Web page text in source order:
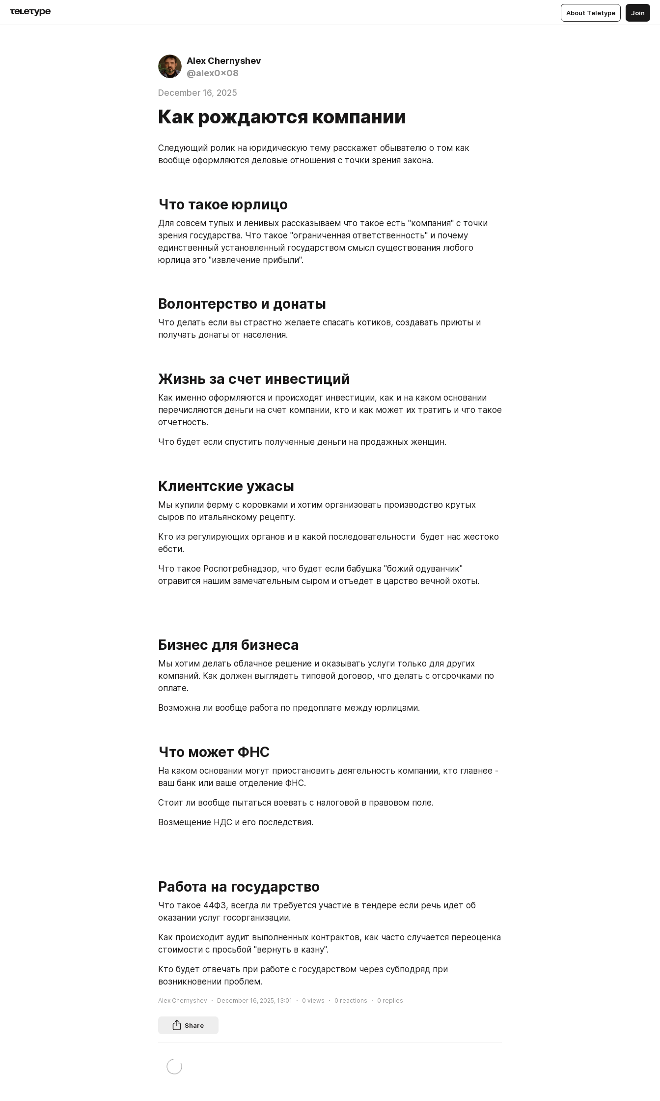
About Teletype Join
Alex Chernyshev
@alex0x08
December 16, 2025
Как рождаются компании
Следующий ролик на юридическую тему расскажет обывателю о том как
вообще оформляются деловые отношения с точки зрения закона.
Что такое юрлицо
Для совсем тупых и ленивых рассказываем что такое есть "компания" с точки
зрения государства. Что такое "ограниченная ответственность" и почему
единственный установленный государством смысл существования любого
юрлица это "извлечение прибыли".
Волонтерство и донаты
Что делать если вы страстно желаете спасать котиков, создавать приюты и
получать донаты от населения.
Жизнь за счет инвестиций
Как именно оформляются и происходят инвестиции, как и на каком основании
перечисляются деньги на счет компании, кто и как может их тратить и что такое
отчетность.
Что будет если спустить полученные деньги на продажных женщин.
Клиентские ужасы
Мы купили ферму с коровками и хотим организовать производство крутых
сыров по итальянскому рецепту.
Кто из регулирующих органов и в какой последовательности  будет нас жестоко
ебсти.
Что такое Роспотребнадзор, что будет если бабушка "божий одуванчик"
отравится нашим замечательным сыром и отъедет в царство вечной охоты.
Бизнес для бизнеса
Мы хотим делать облачное решение и оказывать услуги только для других
компаний. Как должен выглядеть типовой договор, что делать с отсрочками по
оплате.
Возможна ли вообще работа по предоплате между юрлицами.
Что может ФНС
На каком основании могут приостановить деятельность компании, кто главнее -
ваш банк или ваше отделение ФНС.
Стоит ли вообще пытаться воевать с налоговой в правовом поле.
Возмещение НДС и его последствия.
Работа на государство
Что такое 44ФЗ, всегда ли требуется участие в тендере если речь идет об
оказании услуг госорганизации.
Как происходит аудит выполненных контрактов, как часто случается переоценка
стоимости с просьбой "вернуть в казну".
Кто будет отвечать при работе с государством через субподряд при
возникновении проблем.
Alex Chernyshev December 16, 2025, 13:01 0 views 0 reactions 0 replies
Share